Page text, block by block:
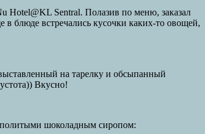
Hotel@KL Sentral. Полазив по меню, заказал
блюде встречались кусочки каких-то овощей,
на тарелку и обсыпанный
Вкусно!
политыми шоколадным сиропом: